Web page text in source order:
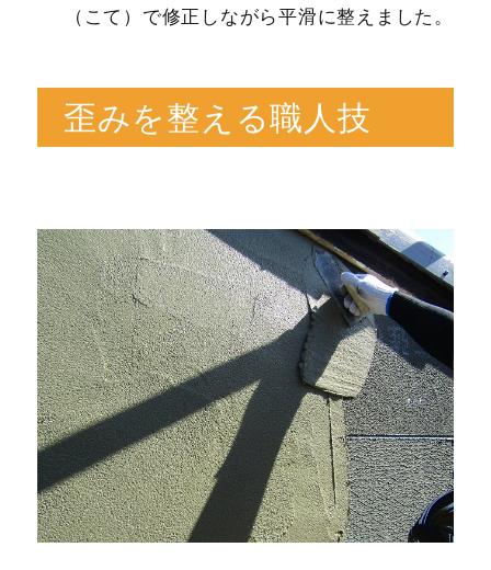
（こて）で修正しながら平滑に整えました。
歪みを整える職人技